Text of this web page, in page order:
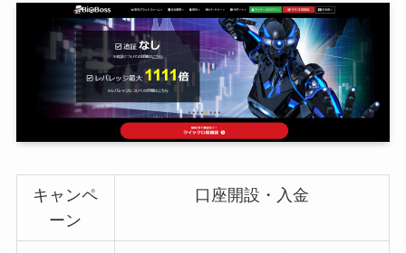
キャンペ
ーン
口座開設・入金